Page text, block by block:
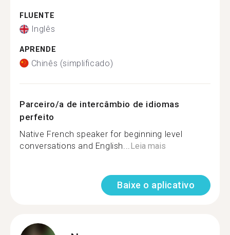
FLUENTE
Inglês
APRENDE
Chinês (simplificado)
Parceiro/a de intercâmbio de idiomas
perfeito
Native French speaker for beginning level
conversations and English... Leia mais
Baixe o aplicativo